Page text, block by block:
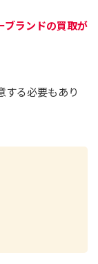
ブランドの買取が
する必要もあり